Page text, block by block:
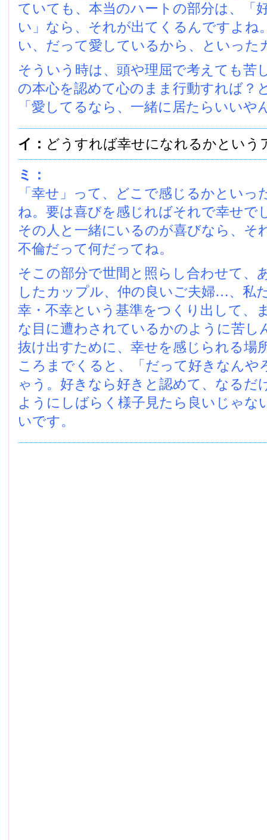
ていても、本当のハートの部分は、「
い」なら、それが出てくるんですよね
い、だって愛しているから、といった
そういう時は、頭や理屈で考えても苦
の本心を認めて心のまま行動すれば？
「愛してるなら、一緒に居たらいいや
イ： どうすれば幸せになれるかという
ミ：
「幸せ」って、どこで感じるかといっ
ね。要は喜びを感じればそれで幸せで
その人と一緒にいるのが喜びなら、そ
不倫だって何だってね。
そこの部分で世間と照らし合わせて、
したカップル、仲の良いご夫婦…、私
幸・不幸という基準をつくり出して、
な目に遭わされているかのように苦し
抜け出すために、幸せを感じられる場
ころまでくると、「だって好きなんや
ゃう。好きなら好きと認めて、なるだ
ようにしばらく様子見たら良いじゃな
いです。